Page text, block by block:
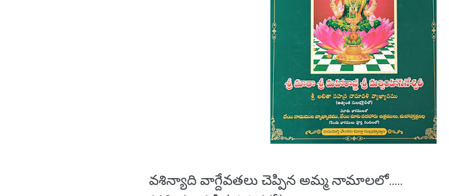
వశిన్యాది వాగ్దేవతలు చెప్పిన అమ్మ నామాలలో.....